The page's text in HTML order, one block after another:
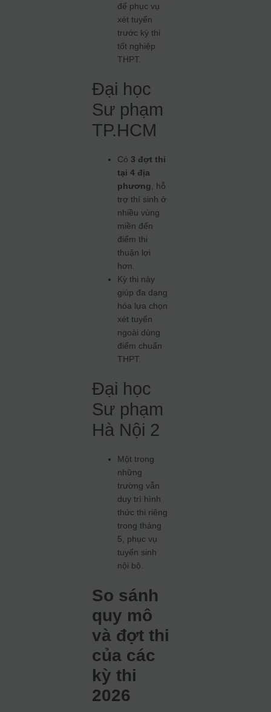
để phục vụ
xét tuyển
trước kỳ thi
tốt nghiệp
THPT.
Đại học
Sư phạm
TP.HCM
Có 3 đợt thi
tại 4 địa
phương , hỗ
trợ thí sinh ở
nhiều vùng
miền đến
điểm thi
thuận lợi
hơn.
Kỳ thi này
giúp đa dạng
hóa lựa chọn
xét tuyển
ngoài dùng
điểm chuẩn
THPT.
Đại học
Sư phạm
Hà Nội 2
Một trong
những
trường vẫn
duy trì hình
thức thi riêng
trong tháng
5, phục vụ
tuyển sinh
nội bộ.
So sánh
quy mô
và đợt thi
của các
kỳ thi
2026